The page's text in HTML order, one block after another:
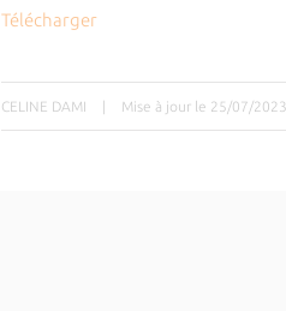
Télécharger
CELINE DAMI | Mise à jour le 25/07/2023